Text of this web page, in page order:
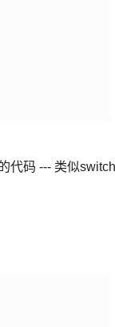
代码 --- 类似switch